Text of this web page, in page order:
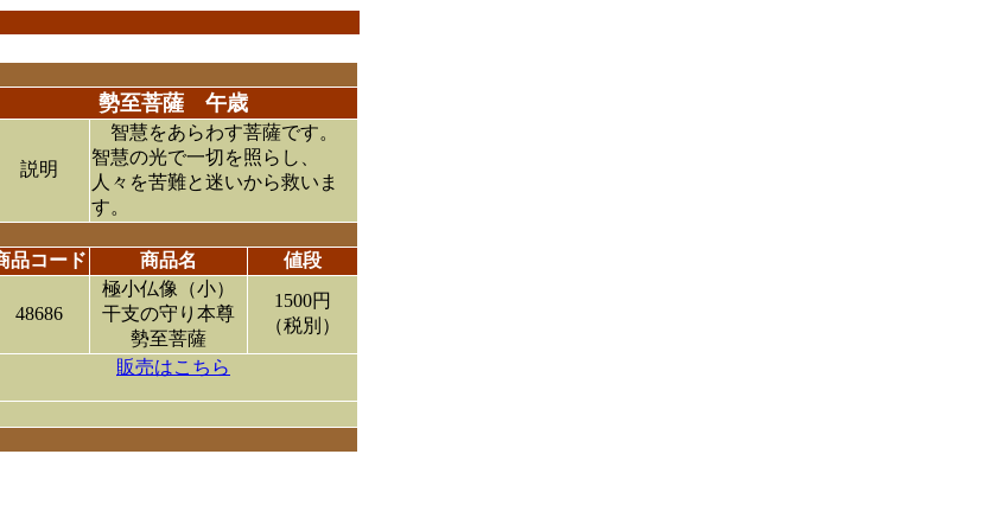
勢至菩薩 午歳
説明
智慧をあらわす菩薩です。
智慧の光で一切を照らし、
人々を苦難と迷いから救いま
す。
品コード 商品名 値段
48686
極小仏像（小）
干支の守り本尊
勢至菩薩
1500円
（税別）
販売はこちら